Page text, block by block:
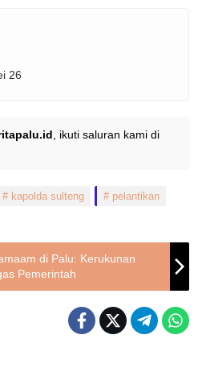
26
, ikuti saluran kami di
kapolda sulteng
pelantikan
di Palu: Kerukunan
Pemerintah